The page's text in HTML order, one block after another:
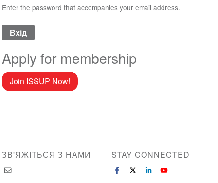
Enter the password that accompanies your email address.
Apply for membership
Join ISSUP Now!
ЗВ'ЯЖІТЬСЯ З НАМИ STAY CONNECTED